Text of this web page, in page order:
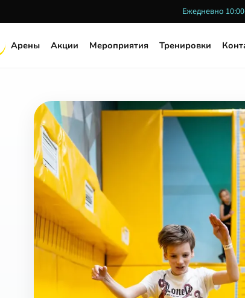
Ежедневно
Арены Акции Мероприятия Тренировки